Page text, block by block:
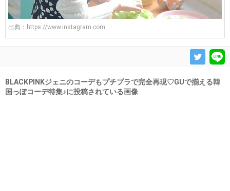
出典： https://www.instagram.com
BLACKPINKジェニのコーデもプチプラで完全再現♡GUで揃える韓
国っぽコーデ特集♪に投稿されている画像